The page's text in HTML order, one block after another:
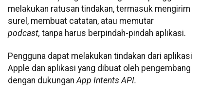
melakukan ratusan tindakan, termasuk mengirim
surel, membuat catatan, atau memutar
podcast, tanpa harus berpindah-pindah aplikasi.
Pengguna dapat melakukan tindakan dari aplikasi
Apple dan aplikasi yang dibuat oleh pengembang
dengan dukunganApp Intents API.